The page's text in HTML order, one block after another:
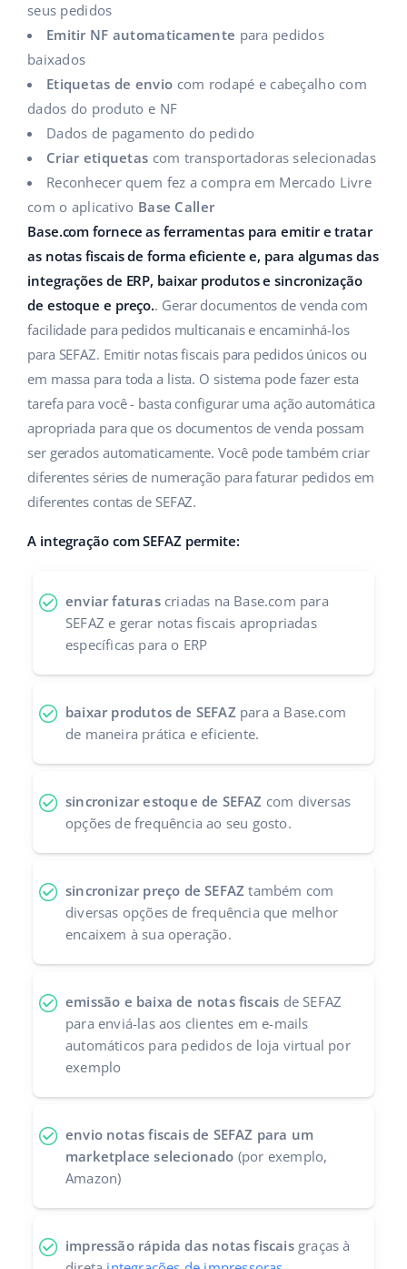
seus pedidos
Emitir NF automaticamente para pedidos
baixados
Etiquetas de envio com rodapé e cabeçalho com
dados do produto e NF
Dados de pagamento do pedido
Criar etiquetas com transportadoras selecionadas
Reconhecer quem fez a compra em Mercado Livre
com o aplicativo Base Caller
Base.com fornece as ferramentas para emitir e tratar
as notas fiscais de forma eficiente e, para algumas das
integrações de ERP, baixar produtos e sincronização
de estoque e preço.. Gerar documentos de venda com
facilidade para pedidos multicanais e encaminhá-los
para SEFAZ. Emitir notas fiscais para pedidos únicos ou
em massa para toda a lista. O sistema pode fazer esta
tarefa para você - basta configurar uma ação automática
apropriada para que os documentos de venda possam
ser gerados automaticamente. Você pode também criar
diferentes séries de numeração para faturar pedidos em
diferentes contas de SEFAZ.
A integração com SEFAZ permite:
enviar faturascriadas na Base.com para
SEFAZ e gerar notas fiscais apropriadas
específicas para o ERP
baixar produtos de SEFAZpara a Base.com
de maneira prática e eficiente.
sincronizar estoque de SEFAZ com diversas
opções de frequência ao seu gosto.
sincronizar preço de SEFAZ também com
diversas opções de frequência que melhor
encaixem à sua operação.
emissão e baixa de notas fiscais de SEFAZ
para enviá-las aos clientes em e-mails
automáticos para pedidos de loja virtual por
exemplo
envio notas fiscais de SEFAZ para um
marketplace selecionado (por exemplo,
Amazon)
impressão rápida das notas fiscaisgraças à